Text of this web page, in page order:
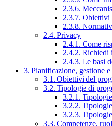
2.3.6.
2.3.7. Obiettivi
2.3.8.
2.4. Privacy
2.4.1. Come
2.4.2. Richiedi
2.4.3. Le basi
3. Pianificazione, gestione e
3.1. Obiettivi del
3.2. Tipologie di
3.2.1.
3.2.2.
3.2.3.
3.3. Competenze,